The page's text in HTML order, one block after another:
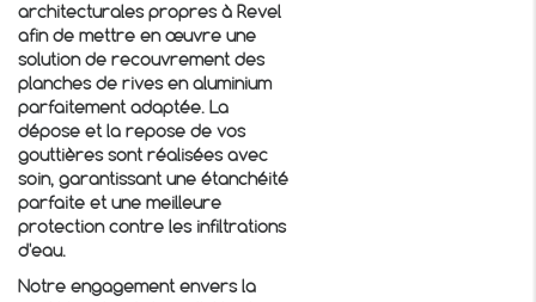
architecturales propres à Revel
afin de mettre en œuvre une
solution de recouvrement des
planches de rives en aluminium
parfaitement adaptée. La
dépose et la repose de vos
gouttières sont réalisées avec
soin, garantissant une étanchéité
parfaite et une meilleure
protection contre les infiltrations
d'eau.
Notre engagement envers la